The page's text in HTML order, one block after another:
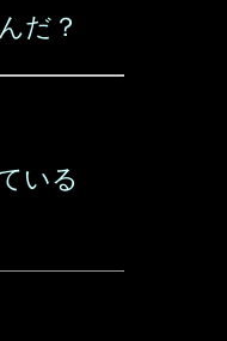
だ？
いる